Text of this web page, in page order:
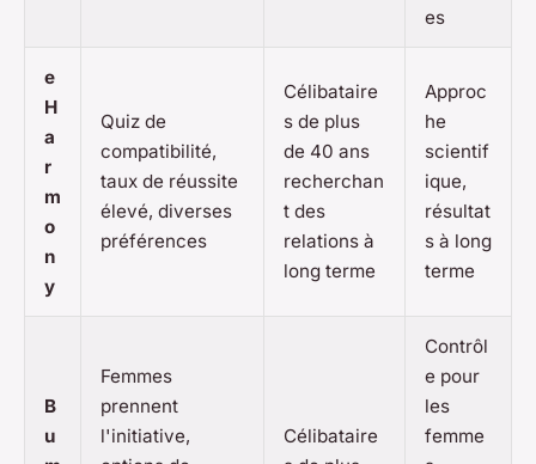
es
e
H
a
r
m
o
n
y
Quiz de
compatibilité,
taux de réussite
élevé, diverses
préférences
Célibataire
s de plus
de 40 ans
recherchan
t des
relations à
long terme
Approc
he
scientif
ique,
résultat
s à long
terme
B
u
Femmes
prennent
l'initiative,
Célibataire
Contrôl
e pour
les
femme